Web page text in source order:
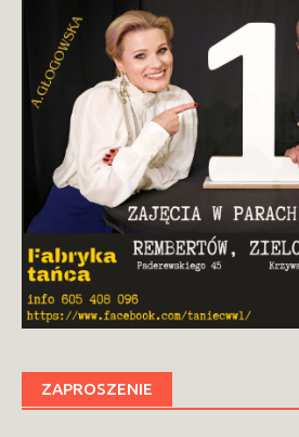
ZAPROSZENIE